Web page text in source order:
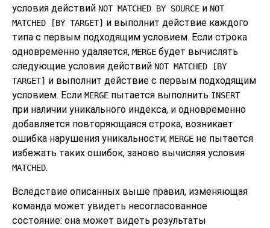
условия действий NOT MATCHED BY SOURCE и NOT
MATCHED [BY TARGET] и выполнит действие каждого
типа с первым подходящим условием. Если строка
одновременно удаляется, MERGE будет вычислять
следующие условия действий NOT MATCHED [BY
TARGET] и выполнит действие с первым подходящим
условием. Если MERGE пытается выполнить INSERT
при наличии уникального индекса, и одновременно
добавляется повторяющаяся строка, возникает
ошибка нарушения уникальности; MERGE не пытается
избежать таких ошибок, заново вычисляя условия
MATCHED.
Вследствие описанных выше правил, изменяющая
команда может увидеть несогласованное
состояние: она может видеть результаты